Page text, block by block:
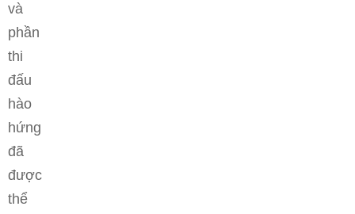
và
phần
thi
đấu
hào
hứng
đã
được
thể